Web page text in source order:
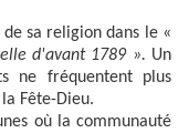
sa religion dans le «
d'avant 1789 ». Un
ne fréquentent plus
Fête-Dieu.
où la communauté